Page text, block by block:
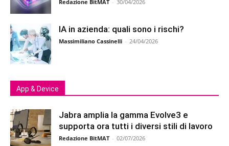
Redazione BitMAT - 30/04/2026
IA in azienda: quali sono i rischi?
Massimiliano Cassinelli - 24/04/2026
App & Device
Jabra amplia la gamma Evolve3 e
supporta ora tutti i diversi stili di lavoro
Redazione BitMAT - 02/07/2026